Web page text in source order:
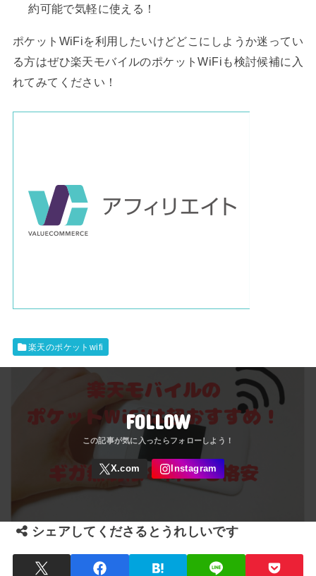
約可能で気軽に使える！
ポケットWiFiを利用したいけどどこにしようか迷ってい
る方はぜひ楽天モバイルのポケットWiFiも検討候補に入
れてみてください！
楽天のポケットwifi
FOLLOW
シェアしてくださるとうれしいです